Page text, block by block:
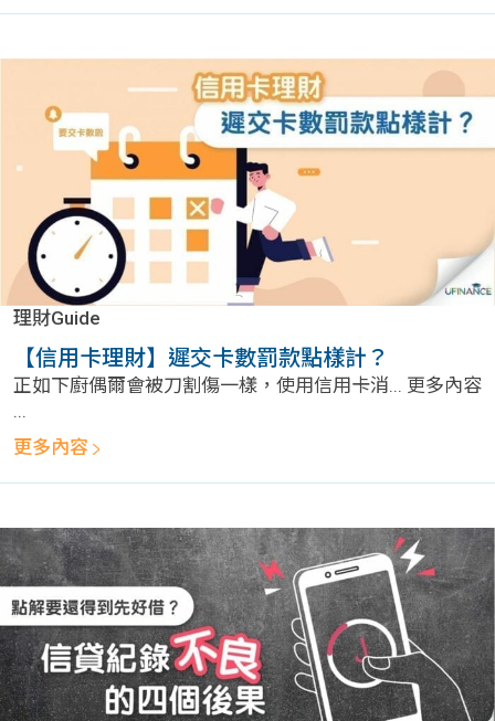
理財Guide
【信用卡理財】遲交卡數罰款點樣計？
正如下廚偶爾會被刀割傷一樣，使用信用卡消... 更多內容
...
更多內容